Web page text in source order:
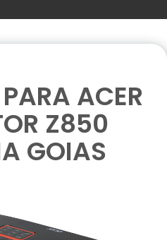
ACER
Z850
GOIAS